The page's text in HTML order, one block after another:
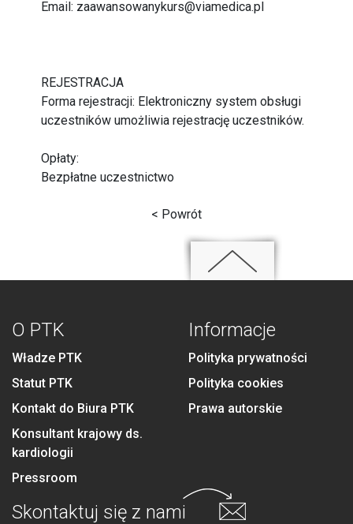
Email: zaawansowanykurs@viamedica.pl
REJESTRACJA
Forma rejestracji: Elektroniczny system obsługi
uczestników umożliwia rejestrację uczestników.
Opłaty:
Bezpłatne uczestnictwo
< Powrót
O PTK
Władze PTK
Statut PTK
Kontakt do Biura PTK
Konsultant krajowy ds.
kardiologii
Pressroom
Informacje
Polityka prywatności
Polityka cookies
Prawa autorskie
Skontaktuj się z nami